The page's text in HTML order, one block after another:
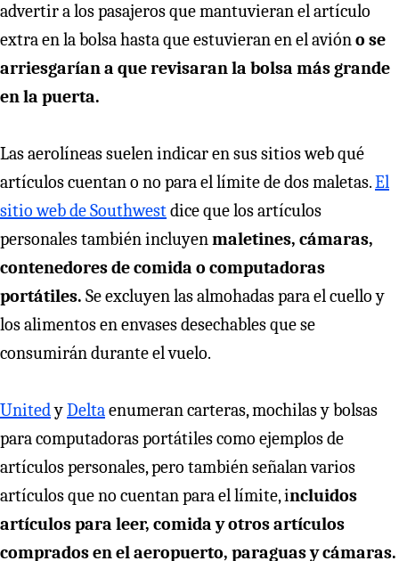
advertir a los pasajeros que mantuvieran el artículo
extra en la bolsa hasta que estuvieran en el avióno se
arriesgarían a que revisaran la bolsa más grande
en la puerta.
Las aerolíneas suelen indicar en sus sitios web qué
artículos cuentan o no para el límite de dos maletas.El
sitio web de Southwestdice que los artículos
personales también incluyenmaletines, cámaras,
contenedores de comida o computadoras
portátiles. Se excluyen las almohadas para el cuello y
los alimentos en envases desechables que se
consumirán durante el vuelo.
UnitedyDeltaenumeran carteras, mochilas y bolsas
para computadoras portátiles como ejemplos de
artículos personales, pero también señalan varios
artículos que no cuentan para el límite, incluidos
artículos para leer, comida y otros artículos
comprados en el aeropuerto, paraguas y cámaras.